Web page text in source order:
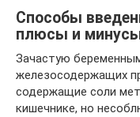
Способы
плюсы и
Зачастую
железосодержащих
содержащие соли
кишечнике, но